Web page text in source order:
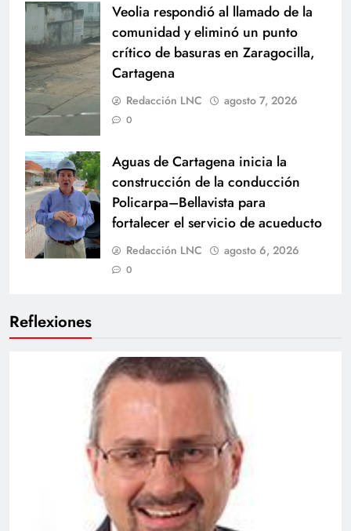
Reflexiones
Veolia respondió al llamado de la
comunidad y eliminó un punto
crítico de basuras en Zaragocilla,
Cartagena
Redacción LNC agosto 7, 2026
0
Aguas de Cartagena inicia la
construcción de la conducción
Policarpa–Bellavista para
fortalecer el servicio de acueducto
Redacción LNC agosto 6, 2026
0